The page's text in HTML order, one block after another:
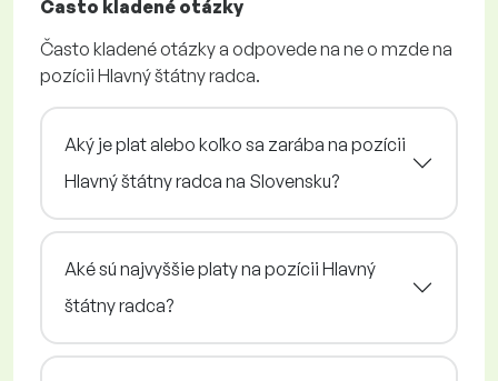
Často kladené otázky
Často kladené otázky a odpovede na ne o mzde na
pozícii Hlavný štátny radca.
Aký je plat alebo koľko sa zarába na pozícii
Hlavný štátny radca na Slovensku?
Aké sú najvyššie platy na pozícii Hlavný
štátny radca?